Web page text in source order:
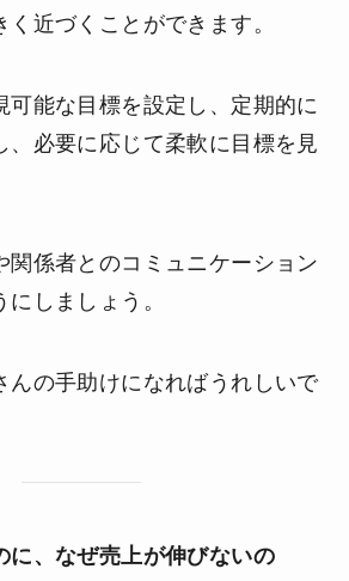
近づくことができます。
可能な目標を設定し、定期的に
、必要に応じて柔軟に目標を見
関係者とのコミュニケーション
しましょう。
んの手助けになればうれしいで
に、なぜ売上が伸びないの